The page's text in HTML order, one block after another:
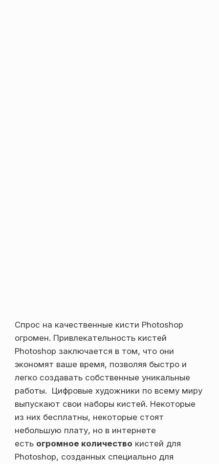
Спрос на качественные кисти Photoshop
огромен. Привлекательность кистей
Photoshop заключается в том, что они
экономят ваше время, позволяя быстро и
легко создавать собственные уникальные
работы. Цифровые художники по всему миру
выпускают свои наборы кистей. Некоторые
из них бесплатны, некоторые стоят
небольшую плату, но в интернете
есть огромное количество кистей для
Photoshop, созданных специально для